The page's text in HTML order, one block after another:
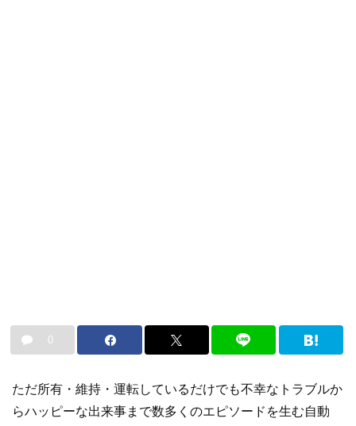
0
ただ所有・維持・運転しているだけでも不幸なトラブルか
らハッピーな出来事まで数多くのエピソードを生む自動